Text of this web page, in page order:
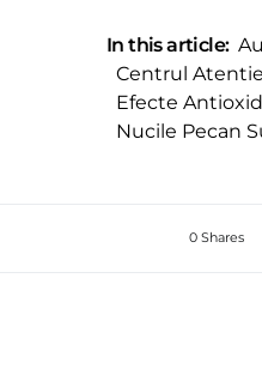
In this article:
Centrul
Efecte
Nucile Pecan
0 Shares